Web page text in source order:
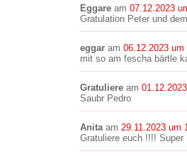
Eggare am 07.12.2023
Gratulation Peter und
eggar am 06.12.2023 um
mit so am fescha bärtle
Gratuliere am
Saubr Pedro
Anitaam 29.11.2023 um
Gratuliere euch !!!! Super